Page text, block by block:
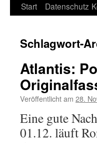
Start Datenschutz
Schlagwort-
Atlantis:
Veröffentlicht am 28.
Eine gute
01.12. läuft